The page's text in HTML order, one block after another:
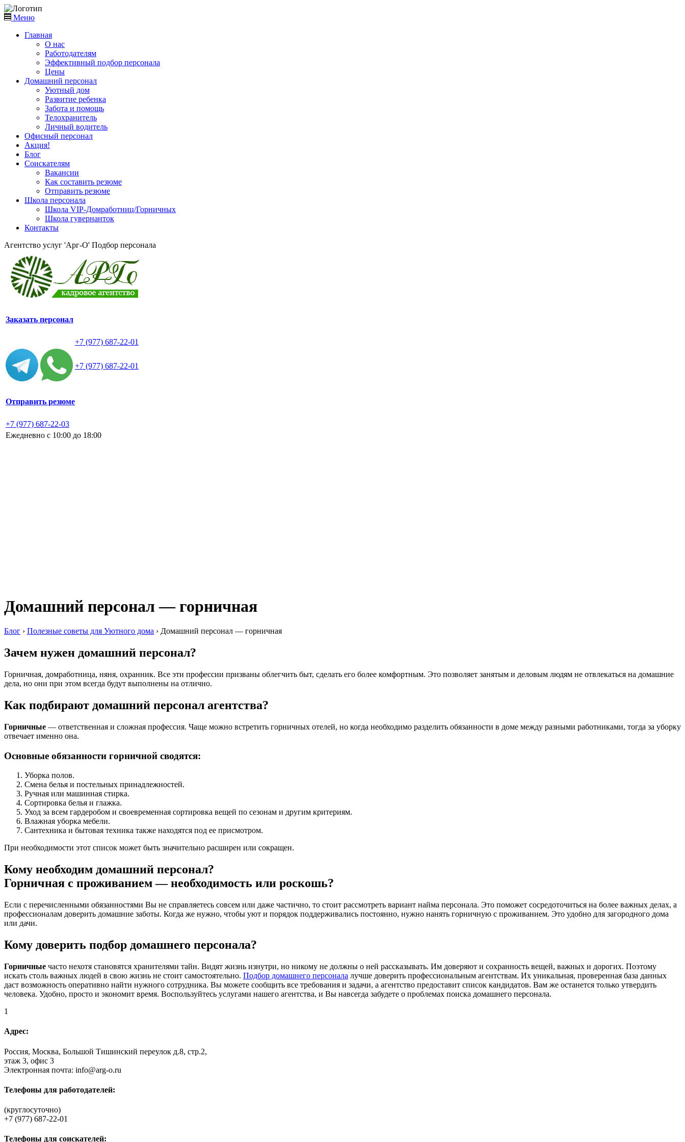
Меню
Главная
О нас
Работодателям
Эффективный подбор персонала
Цены
Домашний персонал
Уютный дом
Развитие ребенка
Забота и помощь
Телохранитель
Личный водитель
Офисный персонал
Акция!
Блог
Соискателям
Вакансии
Как составить резюме
Отправить резюме
Школа персонала
Школа VIP-Домработниц/Горничных
Школа гувернанток
Контакты
Агентство услуг 'Арг-О' Подбор персонала
Заказать персонал
+7 (977) 687-22-01
+7 (977) 687-22-01
Отправить резюме
+7 (977) 687-22-03
Ежедневно с 10:00 до 18:00
Домашний персонал — горничная
Блог › Полезные советы для Уютного дома › Домашний персонал — горничная
Зачем нужен домашний персонал?
Горничная, домработница, няня, охранник. Все эти профессии призваны облегчить быт, сделать его более комфортным. Это позволяет занятым и деловым людям не отвлекаться на домашние
дела, но они при этом всегда будут выполнены на отлично.
Как подбирают домашний персонал агентства?
Горничные — ответственная и сложная профессия. Чаще можно встретить горничных отелей, но когда необходимо разделить обязанности в доме между разными работниками, тогда за уборку
отвечает именно она.
Основные обязанности горничной сводятся:
Уборка полов.
Смена белья и постельных принадлежностей.
Ручная или машинная стирка.
Сортировка белья и глажка.
Уход за всем гардеробом и своевременная сортировка вещей по сезонам и другим критериям.
Влажная уборка мебели.
Сантехника и бытовая техника также находятся под ее присмотром.
При необходимости этот список может быть значительно расширен или сокращен.
Кому необходим домашний персонал?
Горничная с проживанием— необходимость или роскошь?
Если с перечисленными обязанностями Вы не справляетесь совсем или даже частично, то стоит рассмотреть вариант найма персонала. Это поможет сосредоточиться на более важных делах, а
профессионалам доверить домашние заботы. Когда же нужно, чтобы уют и порядок поддерживались постоянно, нужно нанять горничную с проживанием. Это удобно для загородного дома
или дачи.
Кому доверить подбор домашнего персонала?
Горничные часто нехотя становятся хранителями тайн. Видят жизнь изнутри, но никому не должны о ней рассказывать. Им доверяют и сохранность вещей, важных и дорогих. Поэтому
искать столь важных людей в свою жизнь не стоит самостоятельно. Подбор домашнего персонала лучше доверить профессиональным агентствам. Их уникальная, проверенная база данных
даст возможность оперативно найти нужного сотрудника. Вы можете сообщить все требования и задачи, а агентство предоставит список кандидатов. Вам же останется только утвердить
человека. Удобно, просто и экономит время. Воспользуйтесь услугами нашего агентства, и Вы навсегда забудете о проблемах поиска домашнего персонала.
1
Адрес:
Россия, Москва, Большой Тишинский переулок д.8, стр.2,
этаж 3, офис 3
Электронная почта: info@arg-o.ru
Телефоны для работодателей:
(круглосуточно)
+7 (977) 687-22-01
Телефоны для соискателей: